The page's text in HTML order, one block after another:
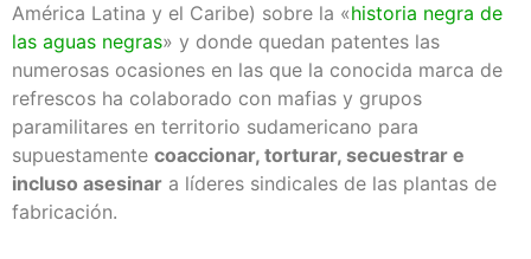
América Latina y el Caribe) sobre la «historia negra de
las aguas negras» y donde quedan patentes las
numerosas ocasiones en las que la conocida marca de
refrescos ha colaborado con mafias y grupos
paramilitares en territorio sudamericano para
supuestamente coaccionar, torturar, secuestrar e
incluso asesinar a líderes sindicales de las plantas de
fabricación.